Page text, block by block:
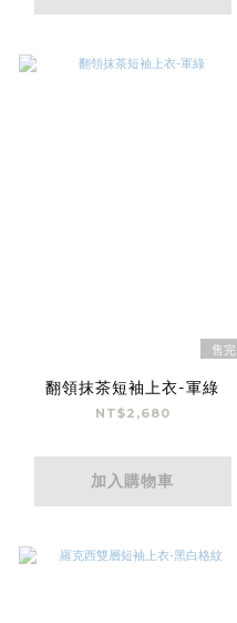
售完
翻領抹茶短袖上衣-軍綠
NT$2,680
加入購物車